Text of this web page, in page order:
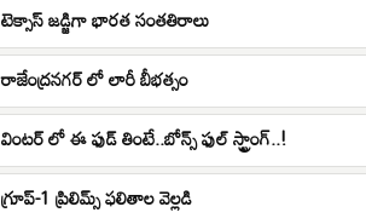
టెక్సాస్ జడ్జిగా భారత సంతతిరాలు
రాజేంద్రనగర్ లో లారీ బీభత్సం
వింటర్ లో ఈ ఫుడ్ తింటే..బోన్స్ ఫుల్ స్ట్రాంగ్..!
గ్రూప్-1 ప్రిలిమ్స్ ఫలితాల వెల్లడి